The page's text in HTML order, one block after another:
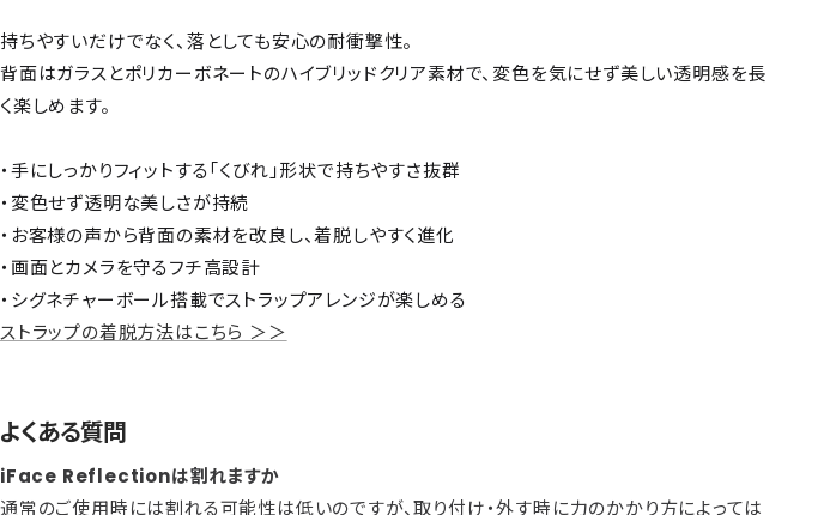
持ちやすいだけでなく、落としても安心の耐衝撃性。
背面はガラスとポリカーボネートのハイブリッドクリア素材で、変色を気にせず美しい透明感を長
く楽しめます。
・手にしっかりフィットする「くびれ」形状で持ちやすさ抜群
・変色せず透明な美しさが持続
・お客様の声から背面の素材を改良し、着脱しやすく進化
・画面とカメラを守るフチ高設計
・シグネチャーボール搭載でストラップアレンジが楽しめる
ストラップの着脱方法はこちら ＞＞
よくある質問
iFace Reflectionは割れますか
通常のご使用時には割れる可能性は低いのですが、取り付け・外す時に力のかかり方によっては